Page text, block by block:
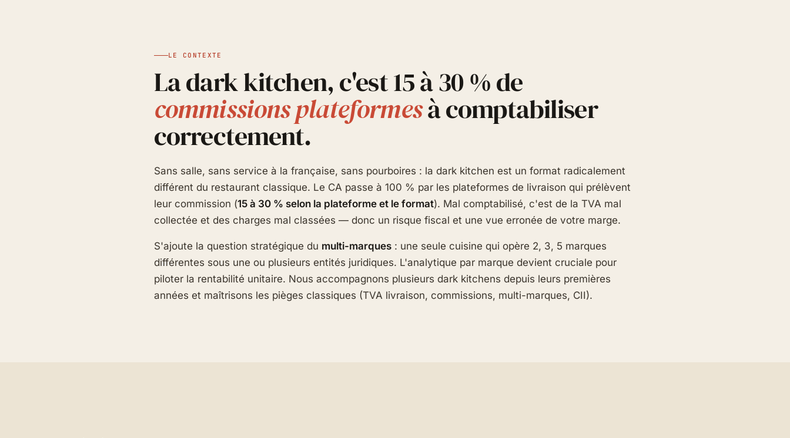
LE CONTEXTE
La dark kitchen, c'est 15 à 30 % de
commissions plateformesà comptabiliser
correctement.
Sans salle, sans service à la française, sans pourboires : la dark kitchen est un format radicalement
différent du restaurant classique. Le CA passe à 100 % par les plateformes de livraison qui prélèvent
leur commission (15 à 30 % selon la plateforme et le format). Mal comptabilisé, c'est de la TVA mal
collectée et des charges mal classées — donc un risque fiscal et une vue erronée de votre marge.
S'ajoute la question stratégique du multi-marques : une seule cuisine qui opère 2, 3, 5 marques
différentes sous une ou plusieurs entités juridiques. L'analytique par marque devient cruciale pour
piloter la rentabilité unitaire. Nous accompagnons plusieurs dark kitchens depuis leurs premières
années et maîtrisons les pièges classiques (TVA livraison, commissions, multi-marques, CII).